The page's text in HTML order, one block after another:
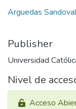
Arguedas
Publisher
Universidad
Nivel de
Acceso